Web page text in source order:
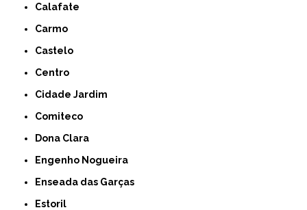
Calafate
Carmo
Castelo
Centro
Cidade Jardim
Comiteco
Dona Clara
Engenho Nogueira
Enseada das Garças
Estoril